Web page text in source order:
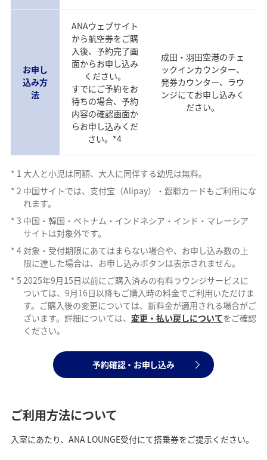
お申し
込み方
法
ANAウェブサイト
から航空券をご購
入後、予約完了画
面からお申し込み
ください。
すでにご予約をお
待ちの場合、予約
内容の確認画面か
らお申し込みくだ
さい。*4
成田・羽田空港のチェ
ックインカウンター、
発券カウンター、ラウ
ンジにてお申し込みく
ださい。
* 1 大人と小児は同額、大人に同伴する幼児は無料。
* 2 中国サイトでは、支付宝（Alipay）・銀聯カードもご利用にな
れます。
* 3 中国・韓国・ベトナム・インドネシア・インド・マレーシア
サイトは対象外です。
* 4対象・受付期限にあてはまらない場合や、お申し込み数の上
限に達した場合は、お申し込みボタンは表示されません。
* 5 2025年9月15日以前にご購入済みの有料ラウンジサービスに
ついては、9月16日以降もご購入時の料金でご利用いただけま
す。ご購入後の変更については、新料金が適用される場合がご
ざいます。詳細については、 変更・払い戻しについてをご確認
ください。
予約確認・お申し込み
ご利用方法について
入室にあたり、ANA LOUNGE受付にて搭乗券をご提示ください。